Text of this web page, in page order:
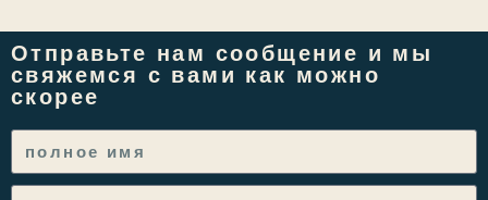
Отправьте нам сообщение и мы
свяжемся с вами как можно
скорее